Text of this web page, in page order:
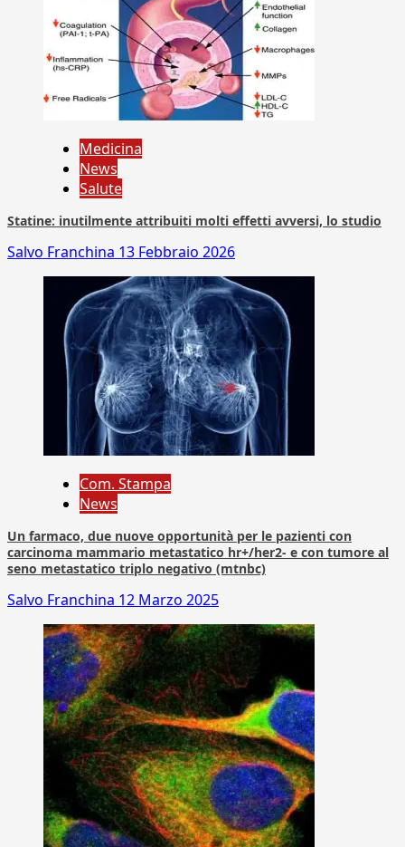
Medicina
News
Salute
Statine: inutilmente attribuiti molti effetti avversi, lo studio
Salvo Franchina 13 Febbraio 2026
Com. Stampa
News
Un farmaco, due nuove opportunità per le pazienti con
carcinoma mammario metastatico hr+/her2- e con tumore al
seno metastatico triplo negativo (mtnbc)
Salvo Franchina 12 Marzo 2025